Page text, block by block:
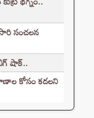
సంచలన
షాక్..
కోసం కదలని